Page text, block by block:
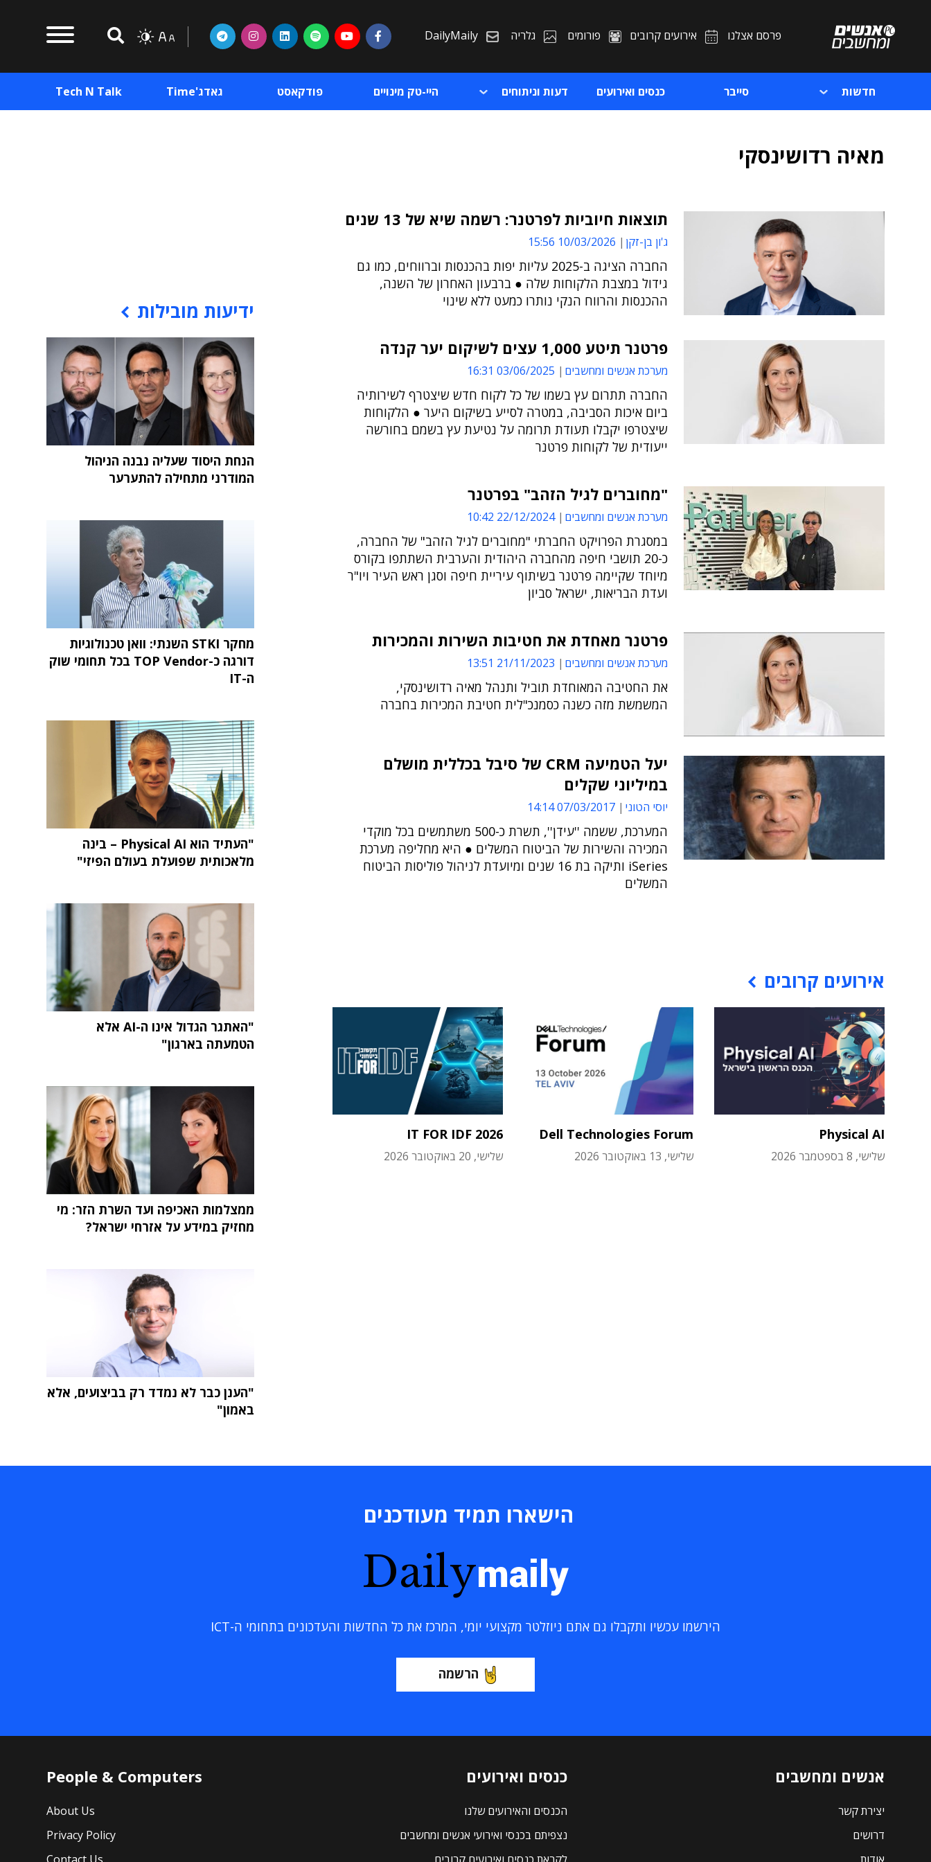
פרסם אצלנו אירועים קרובים פורומים גלריה DailyMaily
חדשות סייבר כנסים ואירועים דעות וניתוחים היי-טק מינויים פודקאסט גאדג'Time Tech N Talk
מאיה רדושינסקי
תוצאות חיוביות לפרטנר: רשמה שיא של 13 שנים
ג'ון בן-זקן 10/03/2026 15:56
החברה הציגה ב-2025 עליות יפות בהכנסות וברווחים, כמו גם
גידול במצבת הלקוחות שלה ● ברבעון האחרון של השנה,
ההכנסות והרווח הנקי נותרו כמעט ללא שינוי
פרטנר תיטע 1,000 עצים לשיקום יער קנדה
מערכת אנשים ומחשבים 03/06/2025 16:31
החברה תתרום עץ בשמו של כל לקוח חדש שיצטרף לשירותיה
ביום איכות הסביבה, במטרה לסייע בשיקום היער ● הלקוחות
שיצטרפו יקבלו תעודת תרומה על נטיעת עץ בשמם בחורשה
ייעודית של לקוחות פרטנר
"מחוברים לגיל הזהב" בפרטנר
מערכת אנשים ומחשבים 22/12/2024 10:42
במסגרת הפרויקט החברתי "מחוברים לגיל הזהב" של החברה,
כ-20 תושבי חיפה מהחברה היהודית והערבית השתתפו בקורס
מיוחד שקיימה פרטנר בשיתוף עיריית חיפה וסגן ראש העיר ויו"ר
ועדת הבריאות, ישראל סביון
פרטנר מאחדת את חטיבות השירות והמכירות
מערכת אנשים ומחשבים 21/11/2023 13:51
את החטיבה המאוחדת תוביל ותנהל מאיה רדושינסקי,
המשמשת מזה כשנה כסמנכ"לית חטיבת המכירות בחברה
יעל הטמיעה CRM של סיבל בכללית מושלם
במיליוני שקלים
יוסי הטוני 07/03/2017 14:14
המערכת, ששמה ''עידן'', תשרת כ-500 משתמשים בכל מוקדי
המכירה והשירות של הביטוח המשלים ● היא מחליפה מערכת
iSeries ותיקה בת 16 שנים ומיועדת לניהול פוליסות הביטוח
המשלים
אירועים קרובים
Physical AI
שלישי, 8 בספטמבר 2026
Dell Technologies Forum
שלישי, 13 באוקטובר 2026
IT FOR IDF 2026
שלישי, 20 באוקטובר 2026
ידיעות מובילות
הנחת היסוד שעליה נבנה הניהול
המודרני מתחילה להתערער
מחקר STKI השנתי: וואן טכנולוגיות
דורגה כ-TOP Vendor בכל תחומי שוק
ה-IT
"העתיד הוא Physical AI – בינה
מלאכותית שפועלת בעולם הפיזי"
"האתגר הגדול אינו ה-AI אלא
הטמעתה בארגון"
ממצלמות האכיפה ועד השרת הזר: מי
מחזיק במידע על אזרחי ישראל?
"הענן כבר לא נמדד רק בביצועים, אלא
באמון"
הישארו תמיד מעודכנים
Dailymaily
הירשמו עכשיו ותקבלו גם אתם ניוזלטר מקצועי יומי, המרכז את כל החדשות והעדכונים בתחומי ה-ICT
הרשמה
אנשים ומחשבים
יצירת קשר
דרושים
כנסים ואירועים
הכנסים והאירועים שלנו
נצפיתם בכנסי ואירועי אנשים ומחשבים
People & Computers
About Us
Privacy Policy